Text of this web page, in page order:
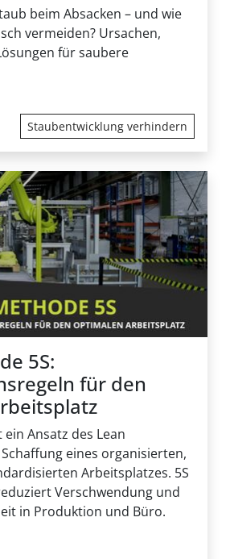
beim Absacken – und wie
vermeiden? Ursachen,
für saubere
Staubentwicklung verhindern
5S:
für den
Ansatz des Lean
eines organisierten,
Arbeitsplatzes. 5S
Verschwendung und
in Produktion und Büro.